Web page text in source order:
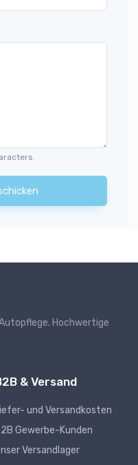
Hochwertige
& Versand
und Versandkosten
Gewerbe-Kunden
Versandlager